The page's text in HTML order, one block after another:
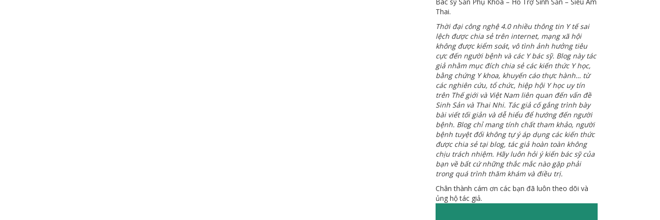
Thai.
Thời đại công nghệ 4.0 nhiều thông tin Y tế sai
lệch được chia sẻ trên internet, mạng xã hội
không được kiểm soát, vô tình ảnh hưởng tiêu
cực đến người bệnh và các Y bác sỹ. Blog này tác
giả nhằm mục đích chia sẻ các kiến thức Y học,
bằng chứng Y khoa, khuyến cáo thực hành… từ
các nghiên cứu, tổ chức, hiệp hội Y học uy tín
trên Thế giới và Việt Nam liên quan đến vấn đề
Sinh Sản và Thai Nhi. Tác giả cố gắng trình bày
bài viết tối giản và dễ hiểu để hướng đến người
bệnh. Blog chỉ mang tính chất tham khảo, người
bệnh tuyệt đối không tự ý áp dụng các kiến thức
được chia sẻ tại blog, tác giả hoàn toàn không
chịu trách nhiệm. Hãy luôn hỏi ý kiến bác sỹ của
bạn về bất cứ những thắc mắc nào gặp phải
trong quá trình thăm khám và điều trị.
Chân thành cám ơn các bạn đã luôn theo dõi và
ủng hộ tác giả.